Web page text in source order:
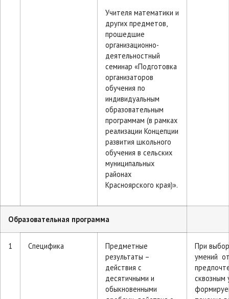
Учителя математики и
других предметов,
прошедшие
организационно-
деятельностный
семинар «Подготовка
организаторов
обучения по
индивидуальным
образовательным
программам (в рамках
реализации Концепции
развития школьного
обучения в сельских
муниципальных
районах
Красноярского края)».
Образовательная программа
1 Специфика
Предметные
результаты –
действия с
десятичными и
обыкновенными
При
умений
сквозным